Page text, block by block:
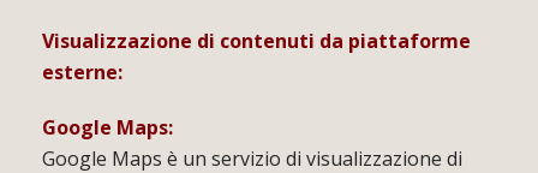
Visualizzazione di contenuti da piattaforme
esterne:
Google Maps:
Google Maps è un servizio di visualizzazione di